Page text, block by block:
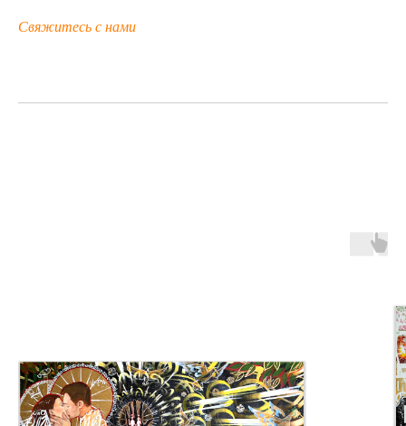
Свяжитесь с нами